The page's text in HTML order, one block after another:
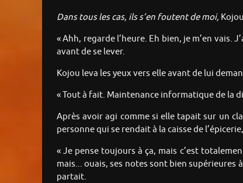
Dans tous les cas, ils s’en foutent de moi,
« Ahh, regarde l’heure. Eh bien, je m’en
avant de se lever.
Kojou leva les yeux vers elle avant de lui
« Tout à fait. Maintenance informatique de la
Après avoir agi comme si elle tapait sur un
personne qui se rendait à la caisse de
« Je pense toujours à ça, mais c’est
mais... ouais, ses notes sont bien supérieures
partait.